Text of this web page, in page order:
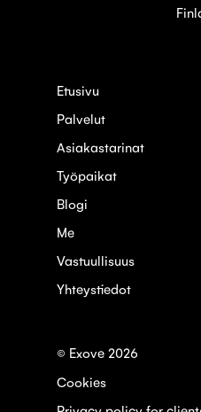
Etusivu
Palvelut
Asiakastarinat
Työpaikat
Blogi
Me
Vastuullisuus
Yhteystiedot
© Exove 2026
Cookies